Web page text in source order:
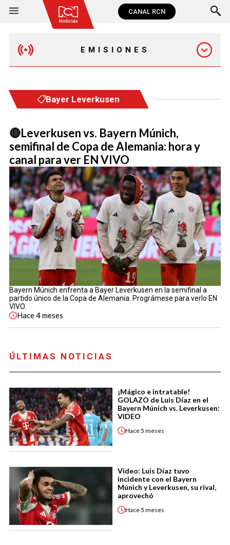
CANAL RCN
EMISIONES
Bayer Leverkusen
🔴Leverkusen vs. Bayern Múnich,
semifinal de Copa de Alemania: hora y
canal para ver EN VIVO
Bayern Múnich enfrenta a Bayer Leverkusen en la semifinal a
partido único de la Copa de Alemania. Prográmese para verlo EN
VIVO.
Hace4 meses
ÚLTIMAS NOTICIAS
¡Mágico e intratable!
GOLAZO de Luis Díaz en el
Bayern Múnich vs. Leverkusen:
VIDEO
Hace5 meses
Video: Luis Díaz tuvo
incidente con el Bayern
Múnich y Leverkusen, su rival,
aprovechó
Hace5 meses